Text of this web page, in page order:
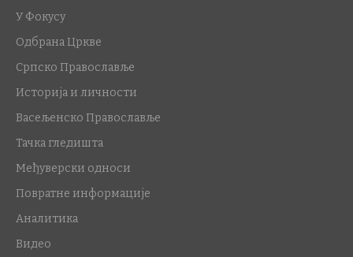
У Фокусу
Одбрана Цркве
Српско Православље
Историја и личности
Васељенско Православље
Тачка гледишта
Међуверски односи
Повратне информације
Аналитика
Видео